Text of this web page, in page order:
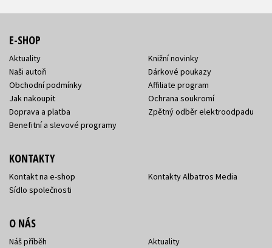
E-SHOP
Aktuality
Naši autoři
Obchodní podmínky
Jak nakoupit
Doprava a platba
Benefitní a slevové programy
Knižní novinky
Dárkové poukazy
Affiliate program
Ochrana soukromí
Zpětný odběr elektroodpadu
KONTAKTY
Kontakt na e-shop
Sídlo společnosti
Kontakty Albatros Media
O NÁS
Náš příběh
Aktuality